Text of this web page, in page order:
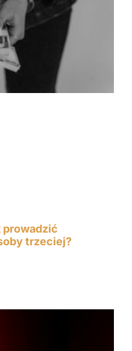
prowadzić
trzeciej?